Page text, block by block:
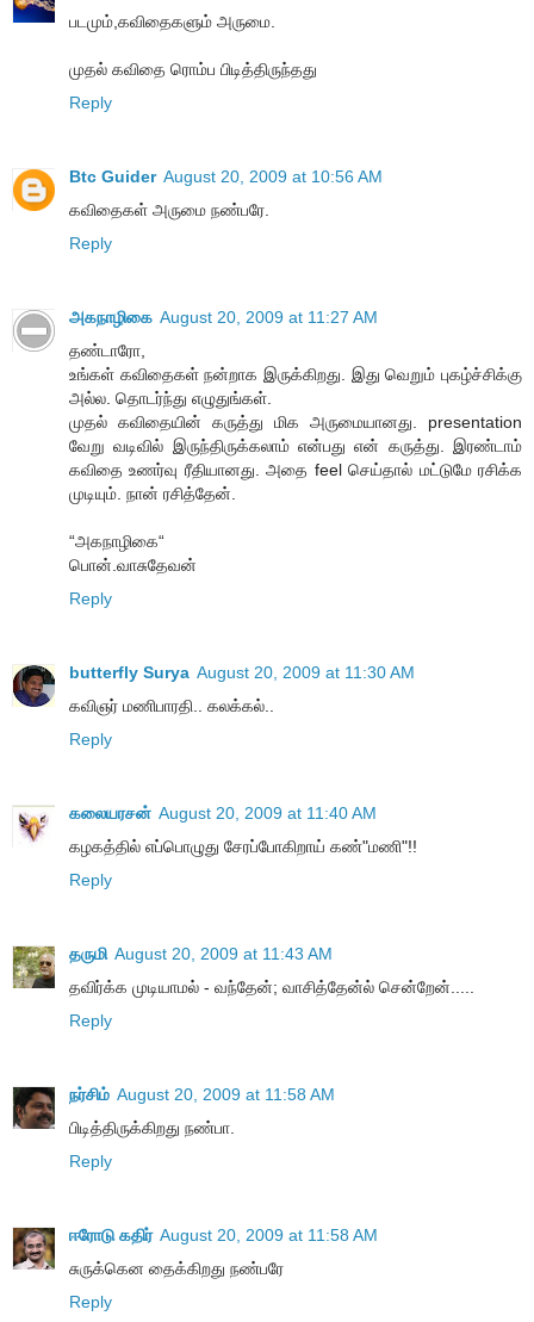
படமும்,கவிதைகளும் அருமை.
முதல் கவிதை ரொம்ப பிடித்திருந்தது
Reply
Btc Guider August 20, 2009 at 10:56 AM
கவிதைகள் அருமை நண்பரே.
Reply
அகநாழிகை August 20, 2009 at 11:27 AM
தண்டாரோ,
உங்கள் கவிதைகள் நன்றாக இருக்கிறது. இது வெறும் புகழ்ச்சிக்கு
அல்ல. தொடர்ந்து எழுதுங்கள்.
முதல் கவிதையின் கருத்து மிக அருமையானது. presentation
வேறு வடிவில் இருந்திருக்கலாம் என்பது என் கருத்து. இரண்டாம்
கவிதை உணர்வு ரீதியானது. அதை feel செய்தால் மட்டுமே ரசிக்க
முடியும். நான் ரசித்தேன்.
“அகநாழிகை“
பொன்.வாசுதேவன்
Reply
butterfly Surya August 20, 2009 at 11:30 AM
கவிஞர் மணிபாரதி.. கலக்கல்..
Reply
கலையரசன் August 20, 2009 at 11:40 AM
கழகத்தில் எப்பொழுது சேரப்போகிறாய் கண்"மணி"!!
Reply
தருமி August 20, 2009 at 11:43 AM
தவிர்க்க முடியாமல் - வந்தேன்; வாசித்தேன்ல் சென்றேன்.....
Reply
நர்சிம் August 20, 2009 at 11:58 AM
பிடித்திருக்கிறது நண்பா.
Reply
ஈரோடு கதிர் August 20, 2009 at 11:58 AM
சுருக்கென தைக்கிறது நண்பரே
Reply